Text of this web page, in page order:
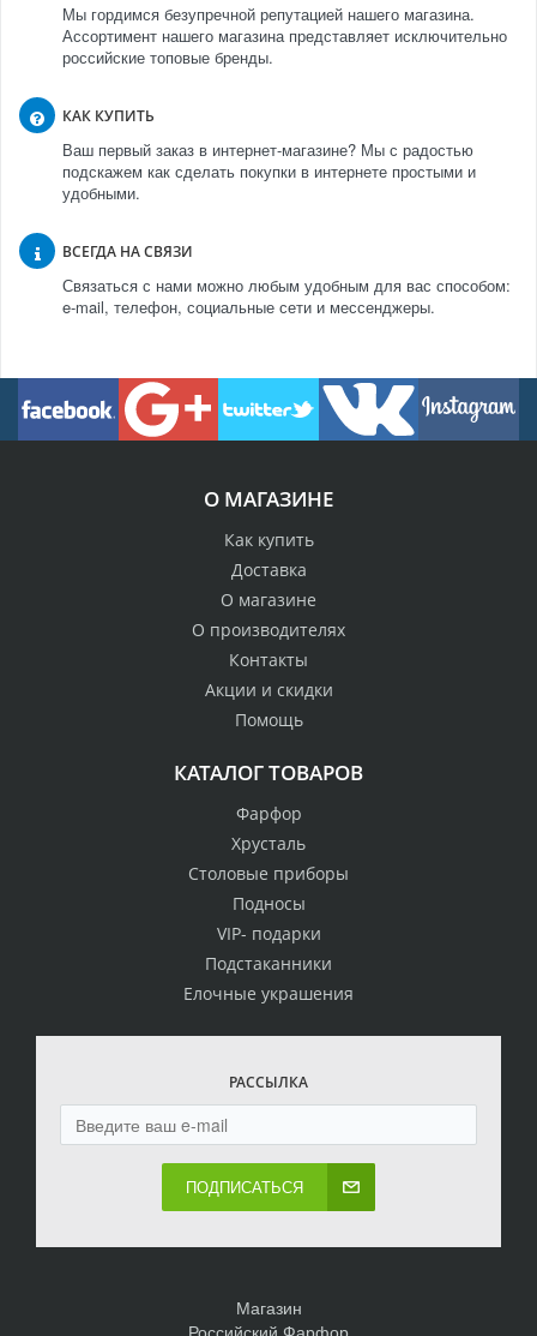
Мы гордимся безупречной репутацией нашего магазина.
Ассортимент нашего магазина представляет исключительно
российские топовые бренды.
КАК КУПИТЬ
Ваш первый заказ в интернет-магазине? Мы с радостью
подскажем как сделать покупки в интернете простыми и
удобными.
ВСЕГДА НА СВЯЗИ
Связаться с нами можно любым удобным для вас способом:
e-mail, телефон, социальные сети и мессенджеры.
О МАГАЗИНЕ
Как купить
Доставка
О магазине
О производителях
Контакты
Акции и скидки
Помощь
КАТАЛОГ ТОВАРОВ
Фарфор
Хрусталь
Столовые приборы
Подносы
VIP- подарки
Подстаканники
Елочные украшения
РАССЫЛКА
ПОДПИСАТЬСЯ
Магазин
Российский Фарфор